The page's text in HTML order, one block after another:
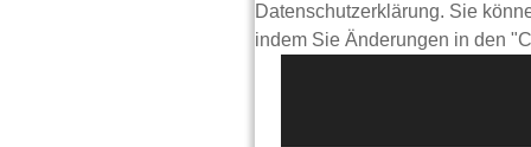
Datenschutzerklärung. Sie
indem Sie Änderungen in den